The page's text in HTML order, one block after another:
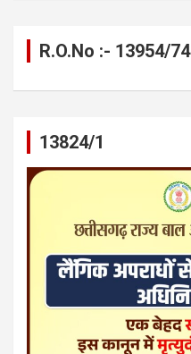
R.O.No :- 13954/74
13824/1